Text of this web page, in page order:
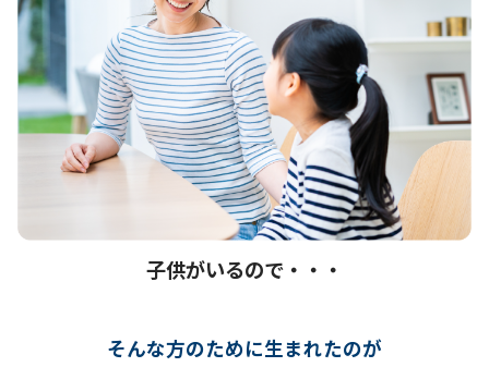
子供がいるので・・・
そんな方のために生まれたのが